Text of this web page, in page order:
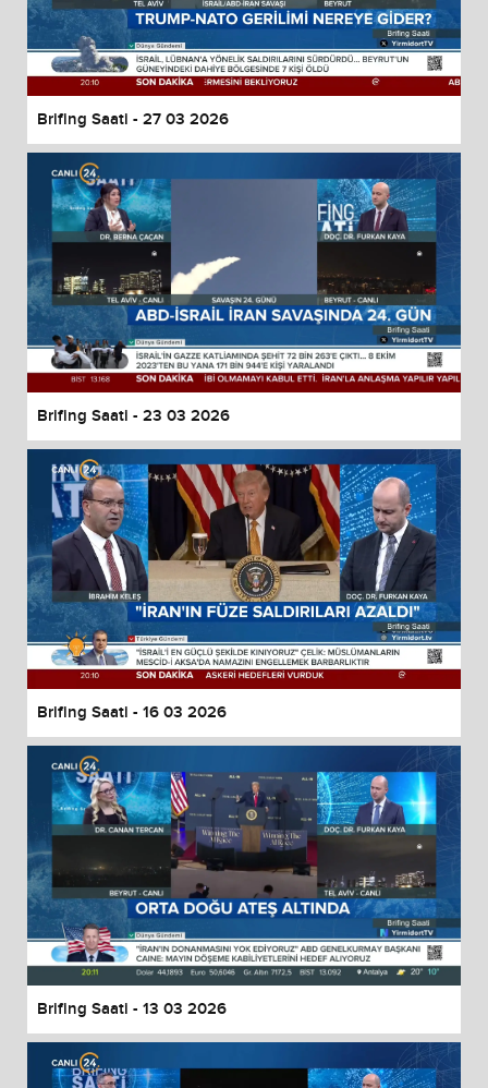
Brifing Saati - 27 03 2026
Brifing Saati - 23 03 2026
Brifing Saati - 16 03 2026
Brifing Saati - 13 03 2026